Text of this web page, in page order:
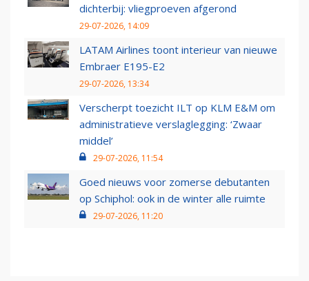
dichterbij: vliegproeven afgerond
29-07-2026, 14:09
LATAM Airlines toont interieur van nieuwe
Embraer E195-E2
29-07-2026, 13:34
Verscherpt toezicht ILT op KLM E&M om
administratieve verslaglegging: ‘Zwaar
middel’
29-07-2026, 11:54
Goed nieuws voor zomerse debutanten
op Schiphol: ook in de winter alle ruimte
29-07-2026, 11:20